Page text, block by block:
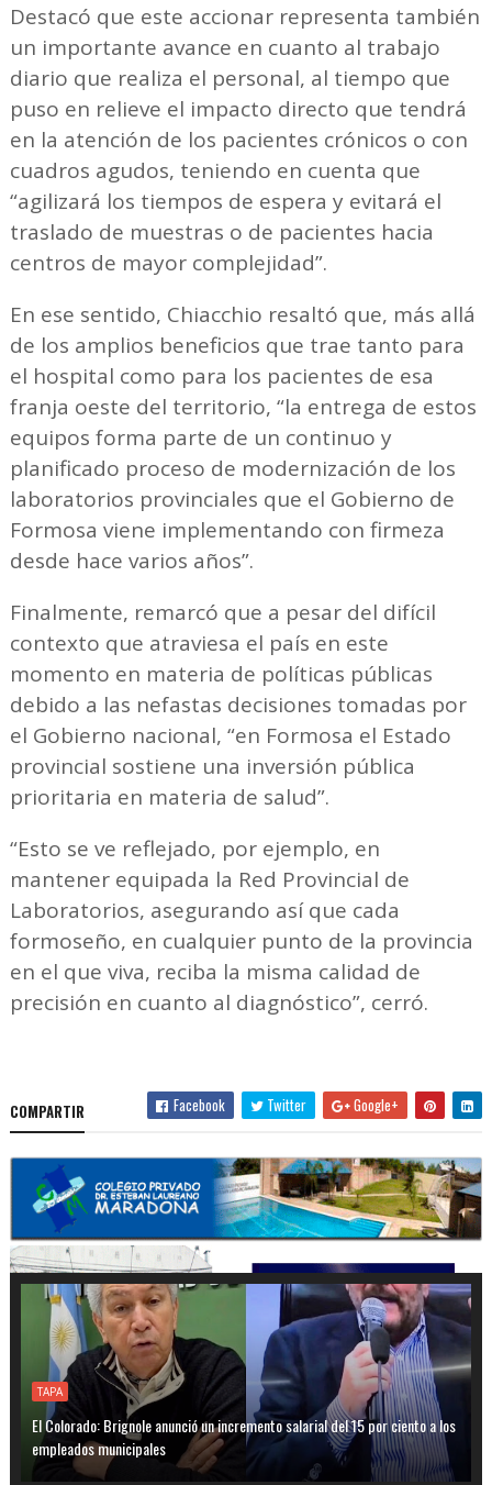
Destacó que este accionar representa también
un importante avance en cuanto al trabajo
diario que realiza el personal, al tiempo que
puso en relieve el impacto directo que tendrá
en la atención de los pacientes crónicos o con
cuadros agudos, teniendo en cuenta que
“agilizará los tiempos de espera y evitará el
traslado de muestras o de pacientes hacia
centros de mayor complejidad”.
En ese sentido, Chiacchio resaltó que, más allá
de los amplios beneficios que trae tanto para
el hospital como para los pacientes de esa
franja oeste del territorio, “la entrega de estos
equipos forma parte de un continuo y
planificado proceso de modernización de los
laboratorios provinciales que el Gobierno de
Formosa viene implementando con firmeza
desde hace varios años”.
Finalmente, remarcó que a pesar del difícil
contexto que atraviesa el país en este
momento en materia de políticas públicas
debido a las nefastas decisiones tomadas por
el Gobierno nacional, “en Formosa el Estado
provincial sostiene una inversión pública
prioritaria en materia de salud”.
“Esto se ve reflejado, por ejemplo, en
mantener equipada la Red Provincial de
Laboratorios, asegurando así que cada
formoseño, en cualquier punto de la provincia
en el que viva, reciba la misma calidad de
precisión en cuanto al diagnóstico”, cerró.
COMPARTIR Facebook Twitter Google+
TAPA
El Colorado: Brignole anunció un incremento salarial del 15 por ciento a los
empleados municipales